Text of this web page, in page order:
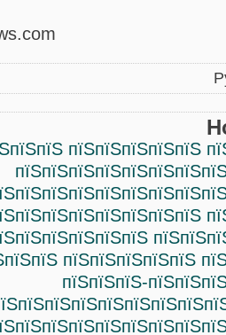
пїЅпїЅпїЅпїЅпїЅ
пїЅпїЅпїЅпїЅпїЅ
пїЅпїЅпїЅ-